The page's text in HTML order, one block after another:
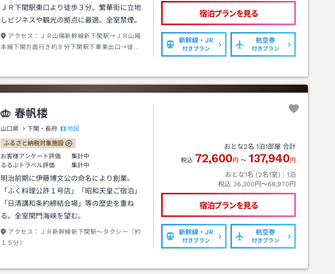
ＪＲ下関駅東口より徒歩３分、繁華街に立地
しビジネスや観光の拠点に最適。全室禁煙。
アクセス：
ＪＲ山陽新幹線新下関駅→ＪＲ山陽
本線下関方面行き約８分下関駅下車東出口→徒歩
宿泊プランを見る
新幹線・JR
付きプラン
航空券
付きプラン
春帆楼
山口県 下関・長府 地図
ふるさと納税対象施設
お客様アンケート評価
集計中
るるぶトラベル評価
集計中
明治前期に伊藤博文公の命名により創業。
「ふく料理公許１号店」「昭和天皇ご宿泊」
「日清講和条約締結会場」等の歴史を重ね
る。全室関門海峡を望む。
アクセス：
ＪＲ新幹線新下関駅～タクシー（約
１５分）
おとな2名 1泊1部屋 合計
税込 72,600 円 〜 137,940 円
おとな1名 (2名1室)｜ 1泊
税込 36,300円〜68,970円
宿泊プランを見る
新幹線・JR
付きプラン
航空券
付きプラン